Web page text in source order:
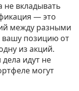
вкладывать
— это
между разными
вашу позицию от
из акций.
идут не
могут